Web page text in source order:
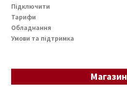
Підключити
Тарифи
Обладнання
Умови та підтримка
Магазин